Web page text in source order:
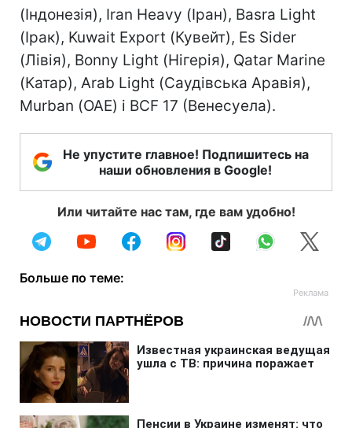
(Індонезія), Iran Heavy (Іран), Basra Light
(Ірак), Kuwait Export (Кувейт), Es Sider
(Лівія), Bonny Light (Нігерія), Qatar Marine
(Катар), Arab Light (Саудівська Аравія),
Murban (ОАЕ) і BCF 17 (Венесуела).
Не упустите главное! Подпишитесь на
наши обновления в Google!
Или читайте нас там, где вам удобно!
Больше по теме: